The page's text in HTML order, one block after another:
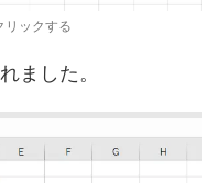
リックする
ました。